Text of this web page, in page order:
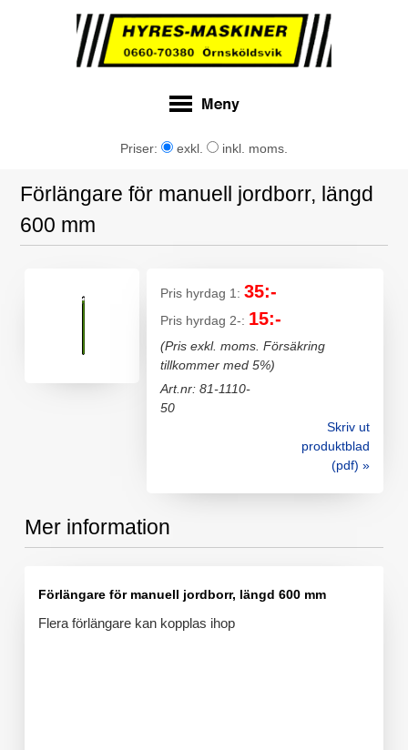
Priser: exkl. inkl. moms.
Förlängare för manuell jordborr, längd
600 mm
Pris hyrdag 1:35:-
Pris hyrdag 2-: 15:-
(Pris exkl. moms. Försäkring
tillkommer med 5%)
Art.nr: 81-1110-
50
Skriv ut
produktblad
(pdf) »
Mer information
Förlängare för manuell jordborr, längd 600 mm
Flera förlängare kan kopplas ihop